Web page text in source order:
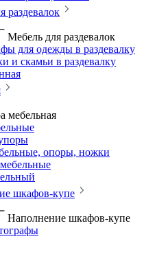
раздевалок
Мебель для раздевалок
для одежды в раздевалку
и скамьи в раздевалку
мебельная
опоры, ножки
шкафов-купе
Наполнение шкафов-купе